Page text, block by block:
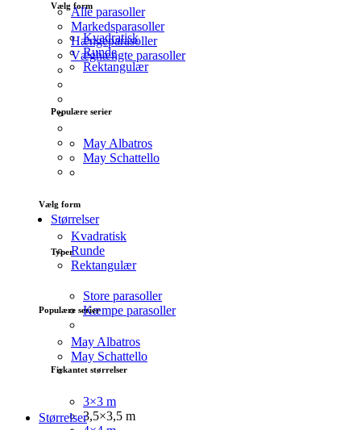
Vælg form
Kvadratisk
Runde
Rektangulær
Populære serier
May Albatros
May Schattello
Størrelser
Typer
Store parasoller
Kæmpe parasoller
Firkantet størrelser
3×3 m
3,5×3,5 m
Alle parasoller
Markedsparasoller
Hængeparasoller
Væghængte parasoller
Vælg form
Kvadratisk
Runde
Rektangulær
Populære serier
May Albatros
May Schattello
Størrelser